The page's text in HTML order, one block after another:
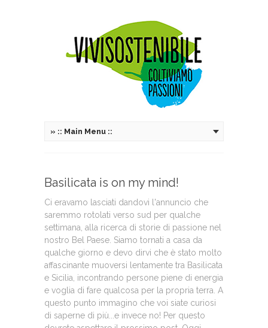
» :: Main Menu ::
Basilicata is on my mind!
Ci eravamo lasciati dandovi l'annuncio che
saremmo rotolati verso sud per qualche
settimana, alla ricerca di storie di passione nel
nostro Bel Paese. Siamo tornati a casa da
qualche giorno e devo dirvi che è stato molto
affascinante muoversi lentamente tra Basilicata
e Sicilia, incontrando persone piene di energia
e voglia di fare qualcosa per la propria terra. A
questo punto immagino che voi siate curiosi
di saperne di più...e invece no! Per questo